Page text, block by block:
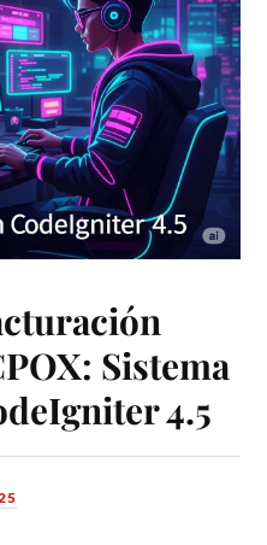
Sistema
4.5